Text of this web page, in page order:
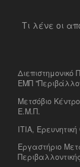
Τι λένε οι
ΕΜΠ
Μετσόβιο
Ε.Μ.Π.
ΙΤΙΑ,
Eργαστήριο